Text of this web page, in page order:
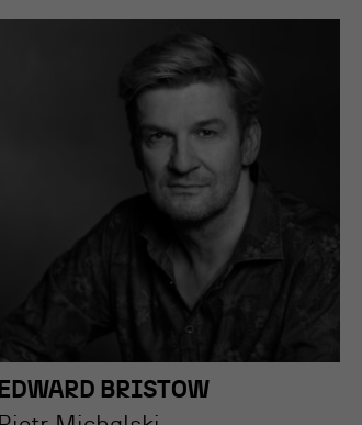
EDWARD BRISTOW